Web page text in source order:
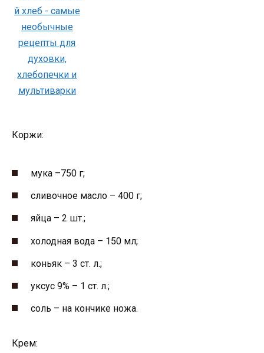
Коржи:
мука –750 г;
сливочное масло – 400 г;
яйца – 2 шт.;
холодная вода – 150 мл;
коньяк – 3 ст. л.;
уксус 9% – 1 ст. л.;
соль – на кончике ножа.
Крем: